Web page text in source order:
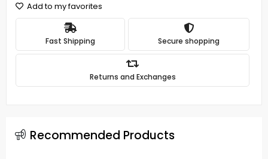
Add to my favorites
Fast Shipping Secure shopping
Returns and Exchanges
Recommended Products